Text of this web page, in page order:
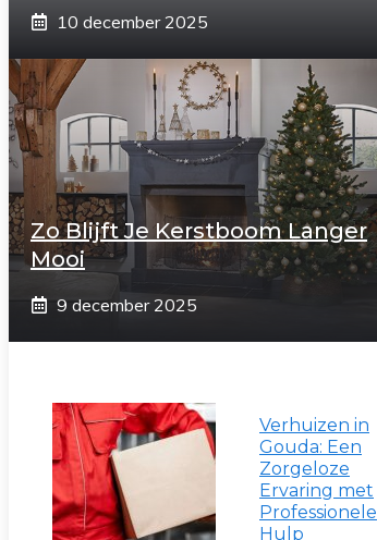
10 december 2025
Zo Blijft Je Kerstboom Langer
Mooi
9 december 2025
Verhuizen in
Gouda: Een
Zorgeloze
Ervaring met
Professionele
Hulp